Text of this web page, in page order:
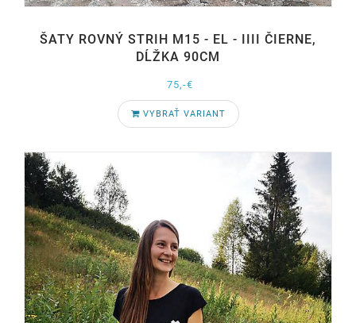
ŠATY ROVNÝ STRIH M15 - EL - IIII ČIERNE,
DĹŽKA 90CM
75,-€
VYBRAŤ VARIANT